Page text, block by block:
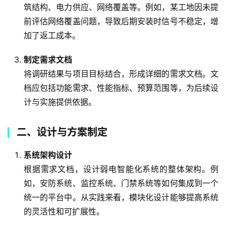
筑结构、电力供应、网络覆盖等。例如，某工地因未提
前评估网络覆盖问题，导致后期安装时信号不稳定，增
加了返工成本。
制定需求文档
将调研结果与项目目标结合，形成详细的需求文档。文
档应包括功能需求、性能指标、预算范围等，为后续设
计与实施提供依据。
二、设计与方案制定
系统架构设计
根据需求文档，设计弱电智能化系统的整体架构。例
如，安防系统、监控系统、门禁系统等如何集成到一个
统一的平台中。从实践来看，模块化设计能够提高系统
的灵活性和可扩展性。